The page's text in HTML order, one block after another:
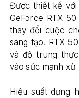
Được thiết kế với
GeForce RTX
thay đổi cuộc
sáng tạo. RTX
và độ trung
vào sức mạnh xử
Hiệu suất dựng